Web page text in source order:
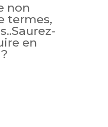
non
termes,
en